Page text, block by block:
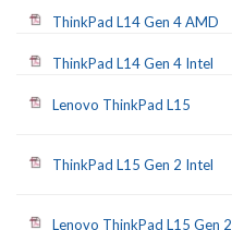
ThinkPad L14 Gen 4 AMD
ThinkPad L14 Gen 4 Intel
Lenovo ThinkPad L15
ThinkPad L15 Gen 2 Intel
Lenovo ThinkPad L15 Gen 2